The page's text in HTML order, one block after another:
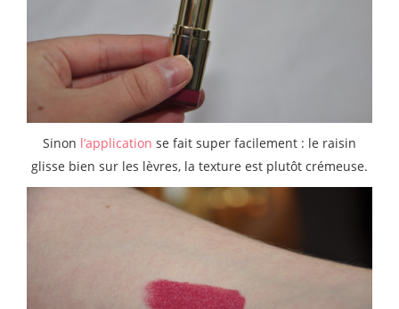
Sinon l’application se fait super facilement : le raisin
glisse bien sur les lèvres, la texture est plutôt crémeuse.